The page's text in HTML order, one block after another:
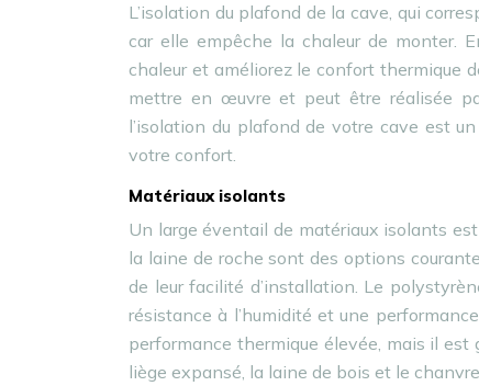
L’isolation du plafond de la cave, qui
car elle empêche la chaleur de monter.
chaleur et améliorez le confort thermique
mettre en œuvre et peut être réalisée
l’isolation du plafond de votre cave est
votre confort.
Matériaux isolants
Un large éventail de matériaux isolants
la laine de roche sont des options
de leur facilité d’installation. Le
résistance à l’humidité et une
performance thermique élevée, mais il
liège expansé, la laine de bois et le